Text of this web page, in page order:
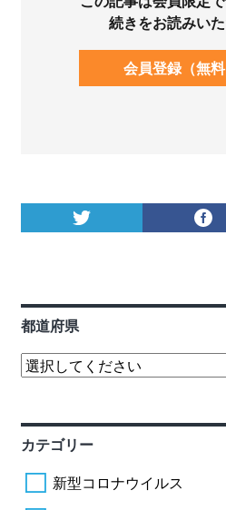
続きをお読みいた
会員登録（無
都道府県
カテゴリー
新型コロナウイルス